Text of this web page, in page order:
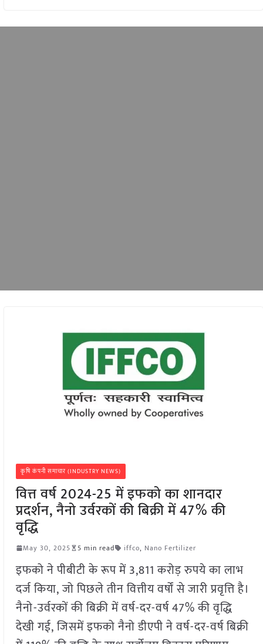
कृषि कंपनी समाचार (INDUSTRY NEWS)
वित्त वर्ष 2024-25 में इफको का शानदार
प्रदर्शन, नैनो उर्वरकों की बिक्री में 47% की
वृद्धि
May 30, 2025 5 min read iffco, Nano Fertilizer
इफको ने पीबीटी के रूप में 3,811 करोड़ रुपये का लाभ
दर्ज किया, जो पिछले तीन वित्तीय वर्षों से जारी प्रवृत्ति है।
नैनो-उर्वरकों की बिक्री में वर्ष-दर-वर्ष 47% की वृद्धि
देखी गई, जिसमें इफको नैनो डीएपी ने वर्ष-दर-वर्ष बिक्री